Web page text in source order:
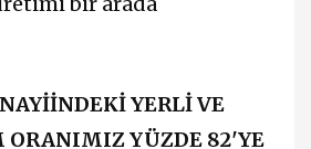
YERLİ VE
YÜZDE 82'YE